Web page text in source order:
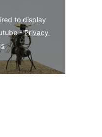
to display
- Privacy